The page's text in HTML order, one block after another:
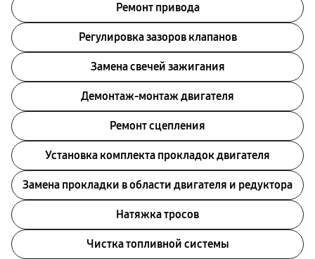
Ремонт привода
Регулировка зазоров клапанов
Замена свечей зажигания
Демонтаж-монтаж двигателя
Ремонт сцепления
Установка комплекта прокладок двигателя
Замена прокладки в области двигателя и редуктора
Натяжка тросов
Чистка топливной системы